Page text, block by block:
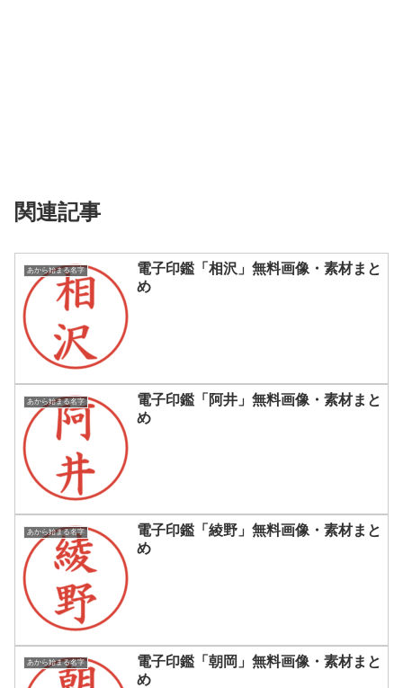
関連記事
あから始まる名字
電子印鑑「相沢」無料画像・素材まと
め
あから始まる名字
電子印鑑「阿井」無料画像・素材まと
め
あから始まる名字
電子印鑑「綾野」無料画像・素材まと
め
あから始まる名字
電子印鑑「朝岡」無料画像・素材まと
め